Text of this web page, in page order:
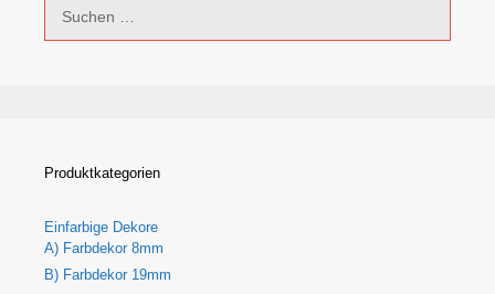
nach:
Produktkategorien
Einfarbige Dekore
A) Farbdekor 8mm
B) Farbdekor 19mm